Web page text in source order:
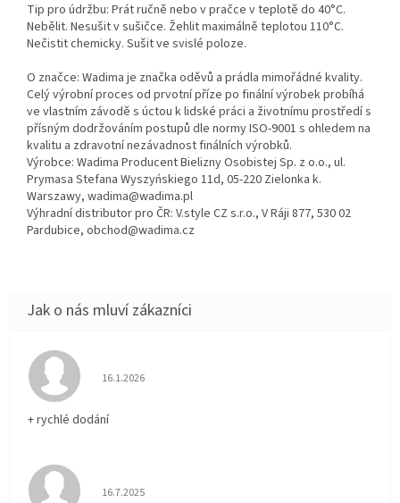
Tip pro údržbu: Prát ručně nebo v pračce v teplotě do 40°C.
Nebělit. Nesušit v sušičce. Žehlit maximálně teplotou 110°C.
Nečistit chemicky. Sušit ve svislé poloze.
O značce: Wadima je značka oděvů a prádla mimořádné kvality.
Celý výrobní proces od prvotní příze po finální výrobek probíhá
ve vlastním závodě s úctou k lidské práci a životnímu prostředí s
přísným dodržováním postupů dle normy ISO-9001 s ohledem na
kvalitu a zdravotní nezávadnost finálních výrobků.
Výrobce: Wadima Producent Bielizny Osobistej Sp. z o.o., ul.
Prymasa Stefana Wyszyńskiego 11d, 05-220 Zielonka k.
Warszawy, wadima@wadima.pl
Výhradní distributor pro ČR: V.style CZ s.r.o., V Ráji 877, 530 02
Pardubice, obchod@wadima.cz
Hodnocení obchodu je 5 z 5 hvězdiček.
16.1.2026
+ rychlé dodání
Hodnocení obchodu je 5 z 5 hvězdiček.
16.7.2025